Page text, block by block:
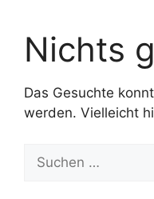
Nichts
Das Gesuchte
werden. Vielleicht